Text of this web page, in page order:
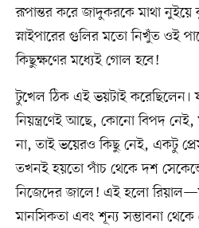
রূপান্তর করে জাদুকরকে মাথা
স্নাইপারের গুলির মতো নিখুঁত ওই
কিছুক্ষণের মধ্যেই গোল হবে!
টুখেল ঠিক এই ভয়টাই করেছিলেন।
নিয়ন্ত্রণেই আছে, কোনো বিপদ নেই,
না, তাই ভয়েরও কিছু নেই, একটু
তখনই হয়তো পাঁচ থেকে দশ
নিজেদের জালে! এই হলো
মানসিকতা এবং শূন্য সম্ভাবনা